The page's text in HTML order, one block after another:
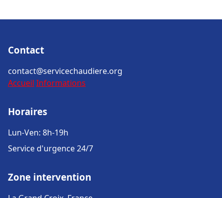
Contact
contact@servicechaudiere.org
Accueil Informations
Horaires
Lun-Ven: 8h-19h
Service d'urgence 24/7
Zone intervention